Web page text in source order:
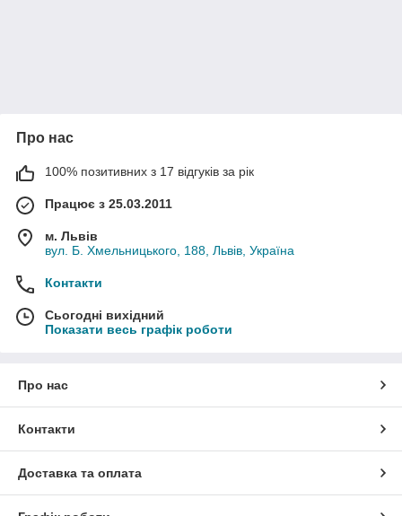
Про нас
100% позитивних з 17 відгуків за рік
Працює з 25.03.2011
м. Львів
вул. Б. Хмельницького, 188, Львів, Україна
Контакти
Сьогодні вихідний
Показати весь графік роботи
Про нас
Контакти
Доставка та оплата